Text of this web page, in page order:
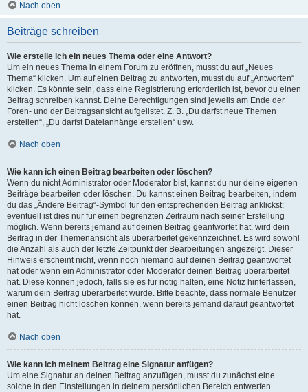
Nach oben
Beiträge schreiben
Wie erstelle ich ein neues Thema oder eine Antwort?
Um ein neues Thema in einem Forum zu eröffnen, musst du auf „Neues
Thema“ klicken. Um auf einen Beitrag zu antworten, musst du auf „Antworten“
klicken. Es könnte sein, dass eine Registrierung erforderlich ist, bevor du einen
Beitrag schreiben kannst. Deine Berechtigungen sind jeweils am Ende der
Foren- und der Beitragsansicht aufgelistet. Z. B. „Du darfst neue Themen
erstellen“, „Du darfst Dateianhänge erstellen“ usw.
Nach oben
Wie kann ich einen Beitrag bearbeiten oder löschen?
Wenn du nicht Administrator oder Moderator bist, kannst du nur deine eigenen
Beiträge bearbeiten oder löschen. Du kannst einen Beitrag bearbeiten, indem
du das „Ändere Beitrag“-Symbol für den entsprechenden Beitrag anklickst;
eventuell ist dies nur für einen begrenzten Zeitraum nach seiner Erstellung
möglich. Wenn bereits jemand auf deinen Beitrag geantwortet hat, wird dein
Beitrag in der Themenansicht als überarbeitet gekennzeichnet. Es wird sowohl
die Anzahl als auch der letzte Zeitpunkt der Bearbeitungen angezeigt. Dieser
Hinweis erscheint nicht, wenn noch niemand auf deinen Beitrag geantwortet
hat oder wenn ein Administrator oder Moderator deinen Beitrag überarbeitet
hat. Diese können jedoch, falls sie es für nötig halten, eine Notiz hinterlassen,
warum dein Beitrag überarbeitet wurde. Bitte beachte, dass normale Benutzer
einen Beitrag nicht löschen können, wenn bereits jemand darauf geantwortet
hat.
Nach oben
Wie kann ich meinem Beitrag eine Signatur anfügen?
Um eine Signatur an deinen Beitrag anzufügen, musst du zunächst eine
solche in den Einstellungen in deinem persönlichen Bereich entwerfen.